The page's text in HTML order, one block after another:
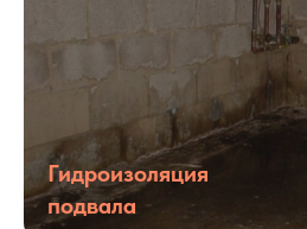
Гидроизоляция
подвала